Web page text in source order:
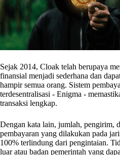
Sejak 2014, Cloak telah berupaya
finansial menjadi sederhana dan
hampir semua orang. Sistem
terdesentralisasi - Enigma -
transaksi lengkap.
Dengan kata lain, jumlah, pengirim,
pembayaran yang dilakukan pada
100% terlindung dari pengintaian.
luar atau badan pemerintah yang